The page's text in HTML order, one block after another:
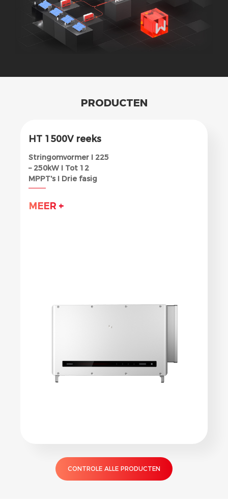
PRODUCTEN
HT 1500V reeks
Stringomvormer I 225
– 250kW I Tot 12
MPPT's I Drie fasig
MEER +
CONTROLE ALLE PRODUCTEN